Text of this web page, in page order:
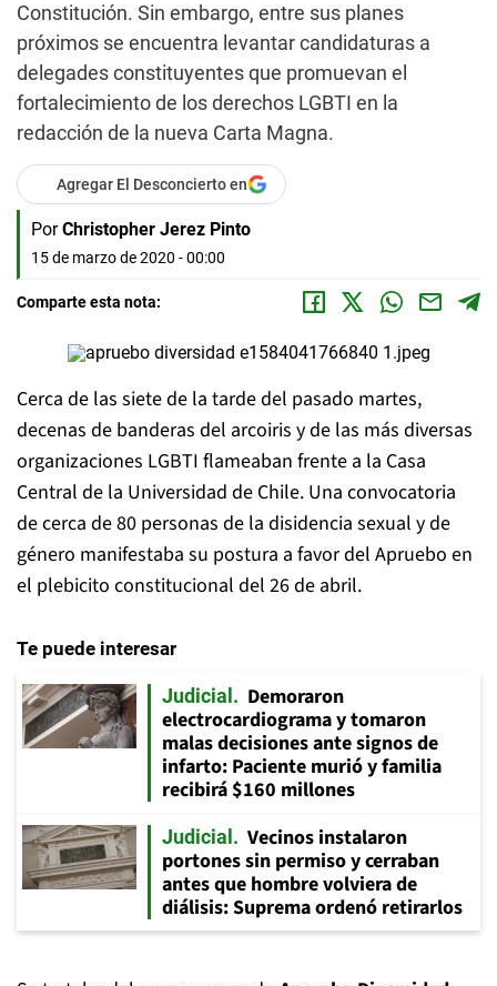
Constitución. Sin embargo, entre sus planes
próximos se encuentra levantar candidaturas a
delegades constituyentes que promuevan el
fortalecimiento de los derechos LGBTI en la
redacción de la nueva Carta Magna.
Agregar El Desconcierto en
Por Christopher Jerez Pinto
15 de marzo de 2020 - 00:00
Comparte esta nota:
Cerca de las siete de la tarde del pasado martes,
decenas de banderas del arcoiris y de las más diversas
organizaciones LGBTI flameaban frente a la Casa
Central de la Universidad de Chile. Una convocatoria
de cerca de 80 personas de la disidencia sexual y de
género manifestaba su postura a favor del Apruebo en
el plebicito constitucional del 26 de abril.
Te puede interesar
Judicial
Demoraron
electrocardiograma y tomaron
malas decisiones ante signos de
infarto: Paciente murió y familia
recibirá $160 millones
Judicial
Vecinos instalaron
portones sin permiso y cerraban
antes que hombre volviera de
diálisis: Suprema ordenó retirarlos